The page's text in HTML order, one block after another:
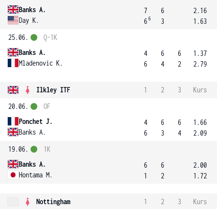
Banks A.
Day K.
7
66
6
3
2.16
1.63
25.06.
Banks A.
Mladenovic K.
Q-1K
4
6
6
4
6
2
1.37
2.79
Ilkley ITF 1 2 3
Kurs
20.06.
Ponchet J.
Banks A.
OF
4
6
6
3
6
4
1.66
2.09
19.06.
Banks A.
Hontama M.
1K
6
1
6
2
2.00
1.72
Nottingham 1 2 3
Kurs